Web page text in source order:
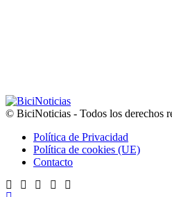
© BiciNoticias - Todos los derechos
Política de Privacidad
Política de cookies (UE)
Contacto